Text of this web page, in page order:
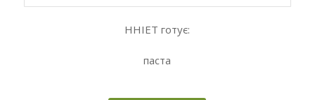
ННІЕТ готує:
паста